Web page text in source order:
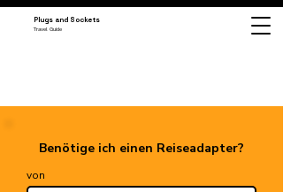
Plugs and Sockets
Travel Guide
Benötige ich einen Reiseadapter?
von